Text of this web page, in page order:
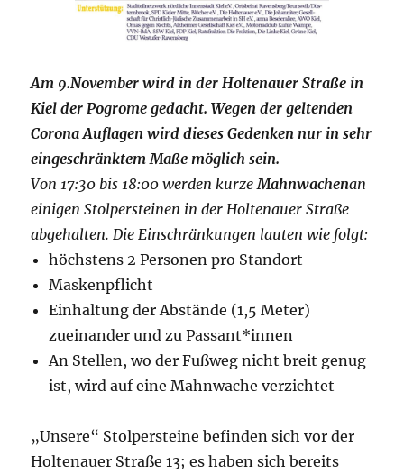
Am 9.November wird in der Holtenauer Straße in
Kiel der Pogrome gedacht. Wegen der geltenden
Corona Auflagen wird dieses Gedenken nur in sehr
eingeschränktem Maße möglich sein.
Von 17:30 bis 18:00 werden kurzeMahnwachenan
einigen Stolpersteinen in der Holtenauer Straße
abgehalten. Die Einschränkungen lauten wie folgt:
höchstens 2 Personen pro Standort
Maskenpflicht
Einhaltung der Abstände (1,5 Meter)
zueinander und zu Passant*innen
An Stellen, wo der Fußweg nicht breit genug
ist, wird auf eine Mahnwache verzichtet
„Unsere“ Stolpersteine befinden sich vor der
Holtenauer Straße 13; es haben sich bereits